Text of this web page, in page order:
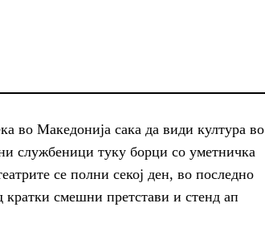
во Македонија сака да види култура во
службеници туку борци со уметничка
се полни секој ден, во последно
кратки смешни претстави и стенд ап